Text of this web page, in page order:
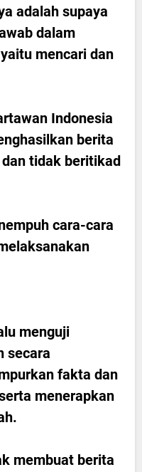
adalah supaya
dalam
mencari dan
Indonesia
berita
tidak beritikad
cara-cara
menguji
secara
fakta dan
menerapkan
membuat berita